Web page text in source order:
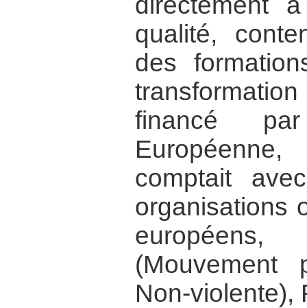
qualité,
des
financé
Européenne,
comptait
organisations
(Mouvement
Non-violente),